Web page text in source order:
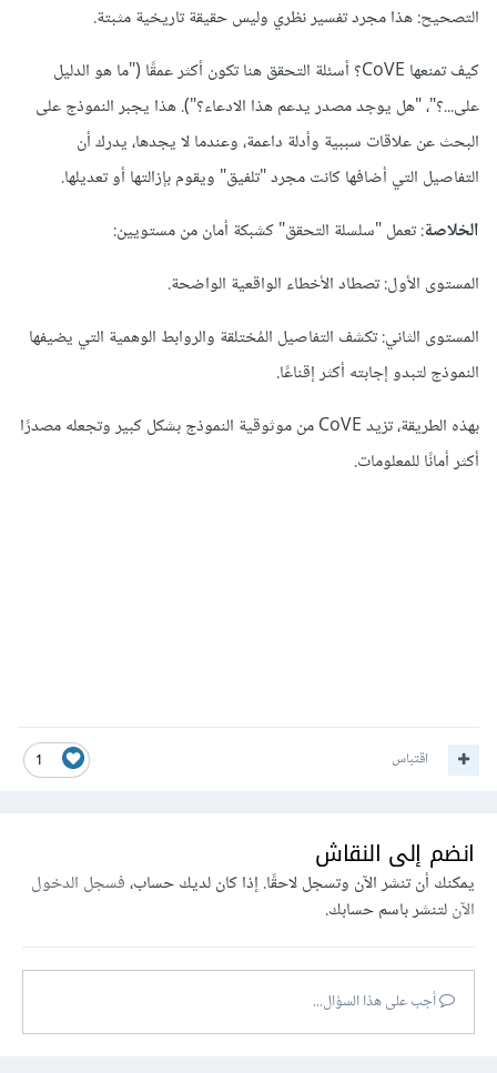
التصحيح: هذا مجرد تفسير نظري وليس حقيقة تاريخية مثبتة.
كيف تمنعها CoVE؟ أسئلة التحقق هنا تكون أكثر عمقًا ("ما هو الدليل
على...؟"، "هل يوجد مصدر يدعم هذا الادعاء؟"). هذا يجبر النموذج على
البحث عن علاقات سببية وأدلة داعمة، وعندما لا يجدها، يدرك أن
التفاصيل التي أضافها كانت مجرد "تلفيق" ويقوم بإزالتها أو تعديلها.
الخلاصة: تعمل "سلسلة التحقق" كشبكة أمان من مستويين:
المستوى الأول: تصطاد الأخطاء الواقعية الواضحة.
المستوى الثاني: تكشف التفاصيل المُختلقة والروابط الوهمية التي يضيفها
النموذج لتبدو إجابته أكثر إقناعًا.
بهذه الطريقة، تزيد CoVE من موثوقية النموذج بشكل كبير وتجعله مصدرًا
أكثر أمانًا للمعلومات.
1 اقتباس
انضم إلى النقاش
يمكنك أن تنشر الآن وتسجل لاحقًا. إذا كان لديك حساب،فسجل الدخول
الآنلتنشر باسم حسابك.
أجب على هذا السؤال...